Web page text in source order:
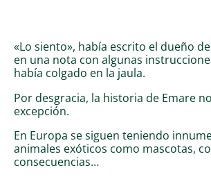
«Lo siento», había escrito el dueño
en una nota con algunas
había colgado en la jaula.
Por desgracia, la historia de Emare
excepción.
En Europa se siguen teniendo
animales exóticos como mascotas,
consecuencias…